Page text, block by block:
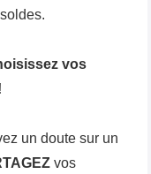
vos
un doute sur un
vos